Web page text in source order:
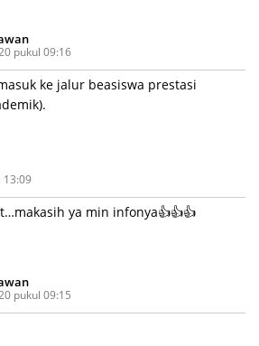
pukul 09:16
ke jalur beasiswa prestasi
13:09
ya min infonya👍👍👍
pukul 09:15